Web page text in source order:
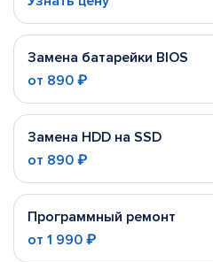
Замена батарейки BIOS
от 890 ₽
Замена HDD на SSD
от 890 ₽
Программный ремонт
от 1 990 ₽